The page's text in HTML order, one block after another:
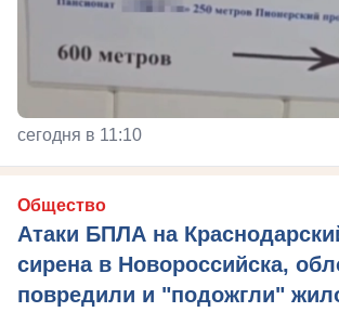
сегодня в 11:10
Общество
Атаки БПЛА на
сирена в Новороссийска,
повредили и "подожгли"